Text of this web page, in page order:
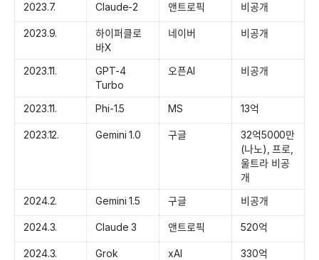
2023.7.
Claude-2 앤트로픽 비공개
2023.9.
하이퍼클로
바X
네이버 비공개
2023.11.
GPT-4
Turbo
오픈AI 비공개
2023.11. Phi-1.5 MS 13억
2023.12. Gemini 1.0 구글
32억5000만
(나노), 프로,
울트라 비공
개
2024.2.
Gemini 1.5 구글 비공개
2024.3. Claude 3 앤트로픽 520억
2024.3. Grok xAI 330억